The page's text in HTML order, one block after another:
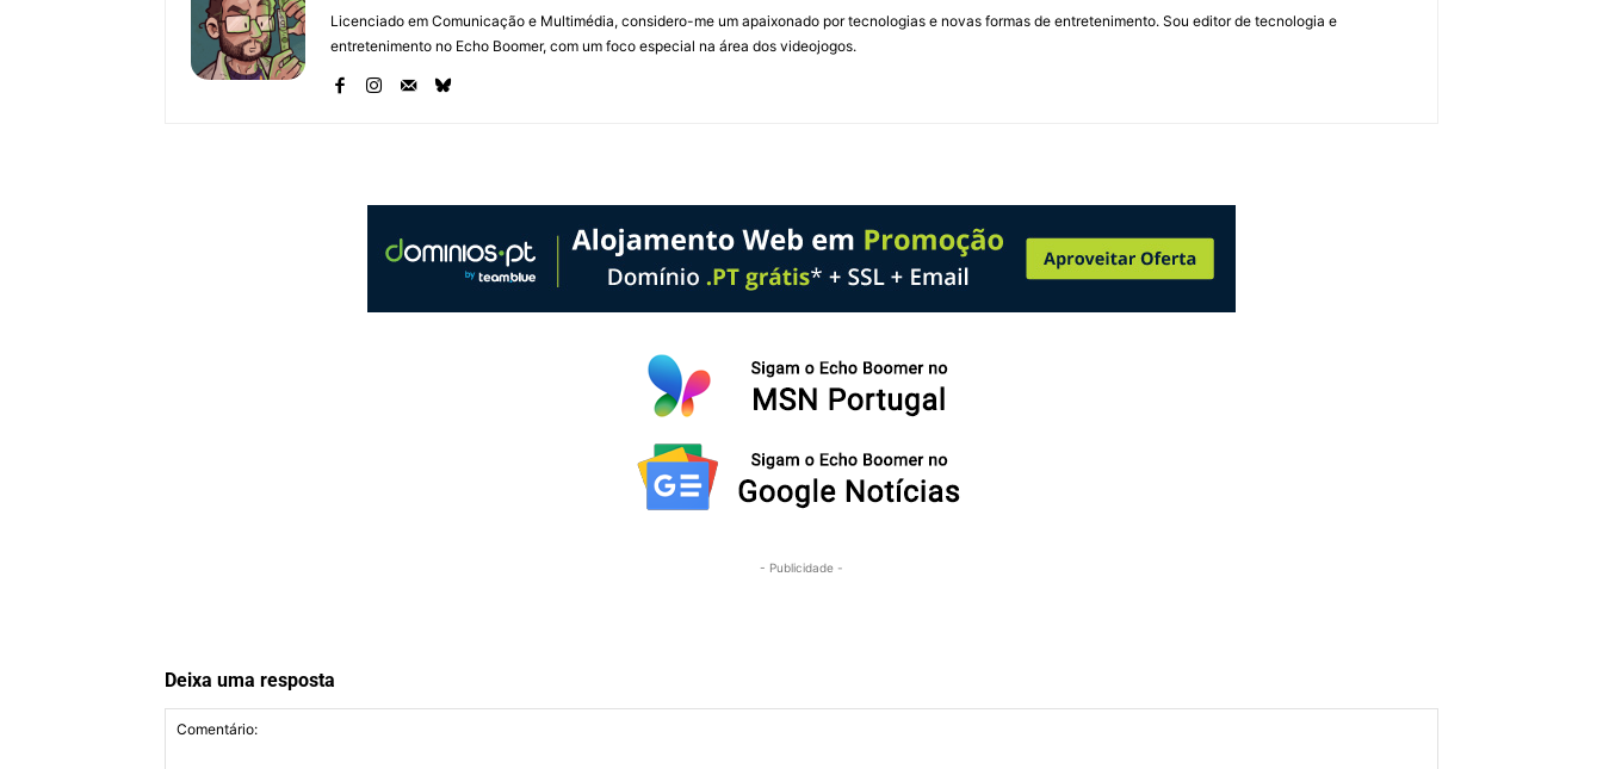
Licenciado em Comunicação e Multimédia, considero-me um apaixonado por tecnologias e novas formas de entretenimento. Sou editor de tecnologia e
entretenimento no Echo Boomer, com um foco especial na área dos videojogos.
- Publicidade -
Deixa uma resposta